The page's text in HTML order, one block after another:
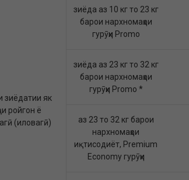
зиёдатии як
ройгон ё
(иловагӣ)
зиёда аз 10 кг то 23 кг
барои нархномаҳои
гурӯҳи Promo
зиёда аз 23 кг то 32 кг
барои нархномаҳои
гурӯҳи Promo *
аз 23 то 32 кг барои
нархномаҳои
иқтисодиёт, Premium
Economy гурӯҳи